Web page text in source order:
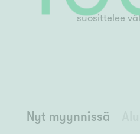
suosittelee
Nyt myynnissä